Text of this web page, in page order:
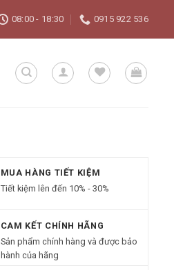
08:00 - 18:30 0915 922 536
MUA HÀNG TIẾT KIỆM
Tiết kiệm lên đến 10% - 30%
CAM KẾT CHÍNH HÃNG
Sản phẩm chính hàng và được bảo
hành của hãng